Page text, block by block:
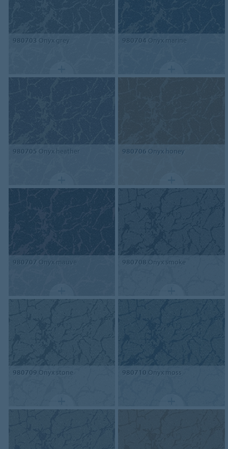
980703 Onyx grey 980704 Onyx marine
980705 Onyx heather 980706 Onyx honey
980707 Onyx mauve 980708 Onyx smoke
980709 Onyx stone 980710 Onyx moss